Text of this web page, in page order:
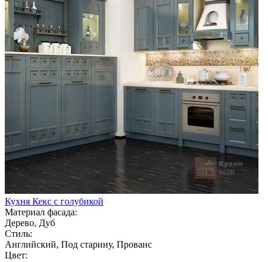
Кухня Кекс с голубикой
Материал фасада:
Дерево, Дуб
Стиль:
Английский, Под старину, Прованс
Цвет: